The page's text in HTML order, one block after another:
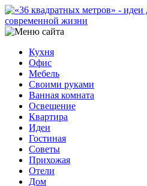
Кухня
Офис
Мебель
Своими руками
Ванная комната
Освещение
Квартира
Идеи
Гостиная
Советы
Прихожая
Отели
Дом